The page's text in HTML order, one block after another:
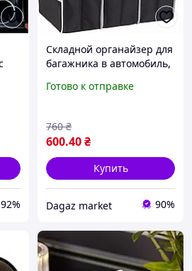
92%
Складной органайзер для
багажника в автомобиль,
Готово к отправке
600.40₴
760 ₴
Купить
Dagaz market 90%